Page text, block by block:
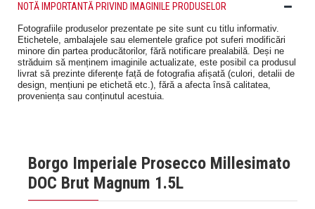
NOTĂ IMPORTANTĂ PRIVIND IMAGINILE PRODUSELOR
Fotografiile produselor prezentate pe site sunt cu titlu informativ.
Etichetele, ambalajele sau elementele grafice pot suferi modificări
minore din partea producătorilor, fără notificare prealabilă. Deși ne
străduim să menținem imaginile actualizate, este posibil ca produsul
livrat să prezinte diferențe față de fotografia afișată (culori, detalii de
design, mențiuni pe etichetă etc.), fără a afecta însă calitatea,
proveniența sau conținutul acestuia.
Borgo Imperiale Prosecco Millesimato
DOC Brut Magnum 1.5L